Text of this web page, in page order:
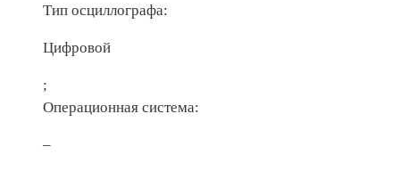
Тип осциллографа:
Цифровой
;
Операционная система:
–